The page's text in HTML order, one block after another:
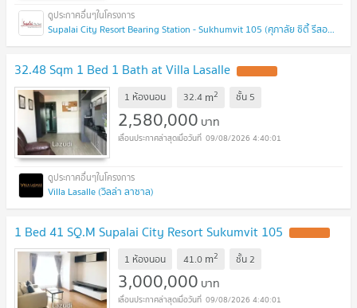
Supalai City Resort Bearing Station - Sukhumvit 105 (ศุภาลัย ซิตี้ รีสอร์ท สถานีแบริ่ง - สุขุมวิท 105 )
32.48 Sqm 1 Bed 1 Bath at Villa Lasalle
1 ห้องนอน 32.4 m2 ชั้น 5
2,580,000 บาท
09/08/2026 4:40:01
Villa Lasalle (วิลล่า ลาซาล)
1 Bed 41 SQ.M Supalai City Resort Sukumvit 105
1 ห้องนอน 41.0 m2 ชั้น2
3,000,000 บาท
09/08/2026 4:40:01